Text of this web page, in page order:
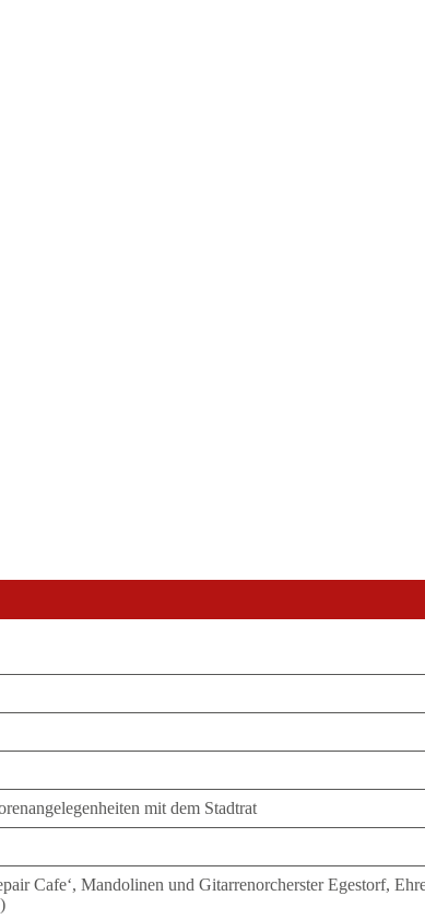
mit dem Stadtrat
Cafe‘, Mandolinen und Gitarrenorcherster Egestorf,